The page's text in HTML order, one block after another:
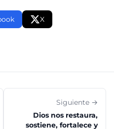
X
Siguiente →
Dios nos restaura,
sostiene, fortalece y